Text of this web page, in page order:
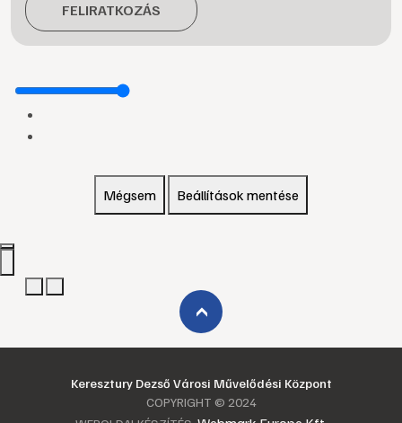
FELIRATKOZÁS
Mégsem Beállítások mentése
›
Keresztury Dezső Városi Művelődési Központ
COPYRIGHT © 2024